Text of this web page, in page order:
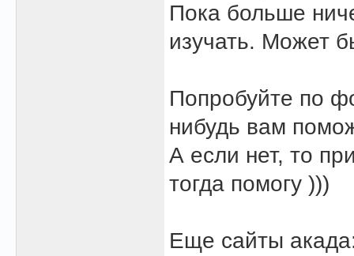
Пока больше
изучать. Может
Попробуйте по
нибудь вам
А если нет, то
тогда помогу )))
Еще сайты